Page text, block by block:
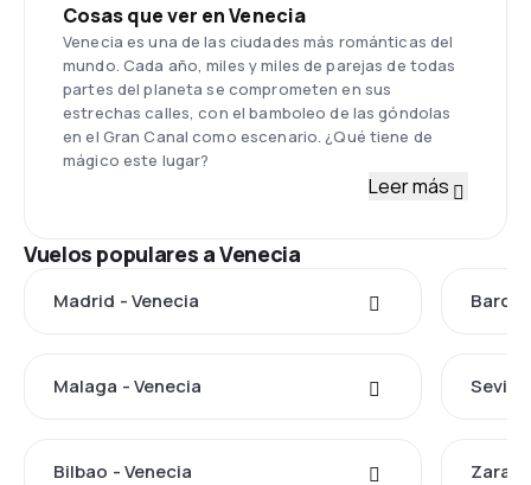
Cosas que ver en Venecia
Venecia es una de las ciudades más románticas del
mundo. Cada año, miles y miles de parejas de todas
partes del planeta se comprometen en sus
estrechas calles, con el bamboleo de las góndolas
en el Gran Canal como escenario. ¿Qué tiene de
mágico este lugar?
Leer más
Vuelos populares a Venecia
Madrid - Venecia
Malaga - Venecia
Bilbao - Venecia